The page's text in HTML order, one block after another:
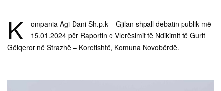
K
ompania Agi-Dani Sh.p.k – Gjilan shpall debatin publik më
15.01.2024 për Raportin e Vlerësimit të Ndikimit të Gurit
Gëlqeror në Strazhë – Koretishtë, Komuna Novobërdë.